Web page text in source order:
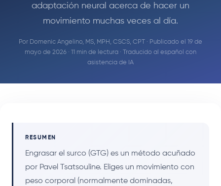
adaptación neural acerca de hacer un
movimiento muchas veces al día.
Por Domenic Angelino, MS, MPH, CSCS, CPT · Publicado el 19 de
mayo de 2026 · 11 min de lectura · Traducido al español con
asistencia de IA
RESUMEN
Engrasar el surco (GTG) es un método acuñado
por Pavel Tsatsouline. Eliges un movimiento con
peso corporal (normalmente dominadas,